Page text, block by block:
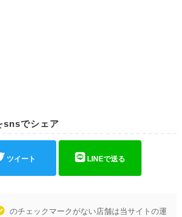
snsでシェア
ツイート LINEで送る
のチェックマークがない店舗は当サイトの運